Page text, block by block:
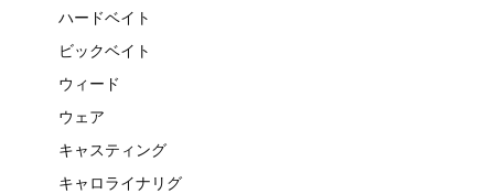
ハードベイト
ビックベイト
ウィード
ウェア
キャスティング
キャロライナリグ